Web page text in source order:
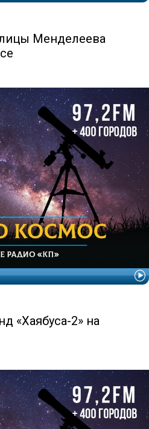
Менделеева
«Хаябуса-2» на